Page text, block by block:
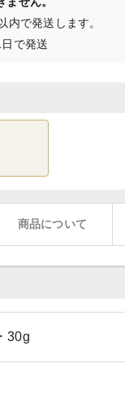
内で発送します。
で発送
商品について
30g